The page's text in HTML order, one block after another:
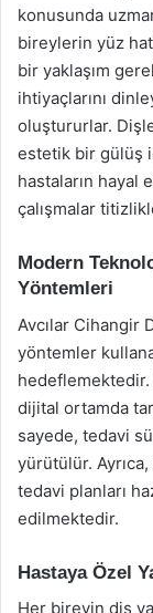
konusunda
bireylerin yüz
bir yaklaşım
ihtiyaçlarını
oluştururlar.
estetik bir gülüş
hastaların hayal
çalışmalar
Modern
Yöntemleri
Avcılar Cihangir
yöntemler
dijital ortamda
sayede, tedavi
yürütülür.
tedavi planları
edilmektedir.
Hastaya Özel
Her bireyin diş